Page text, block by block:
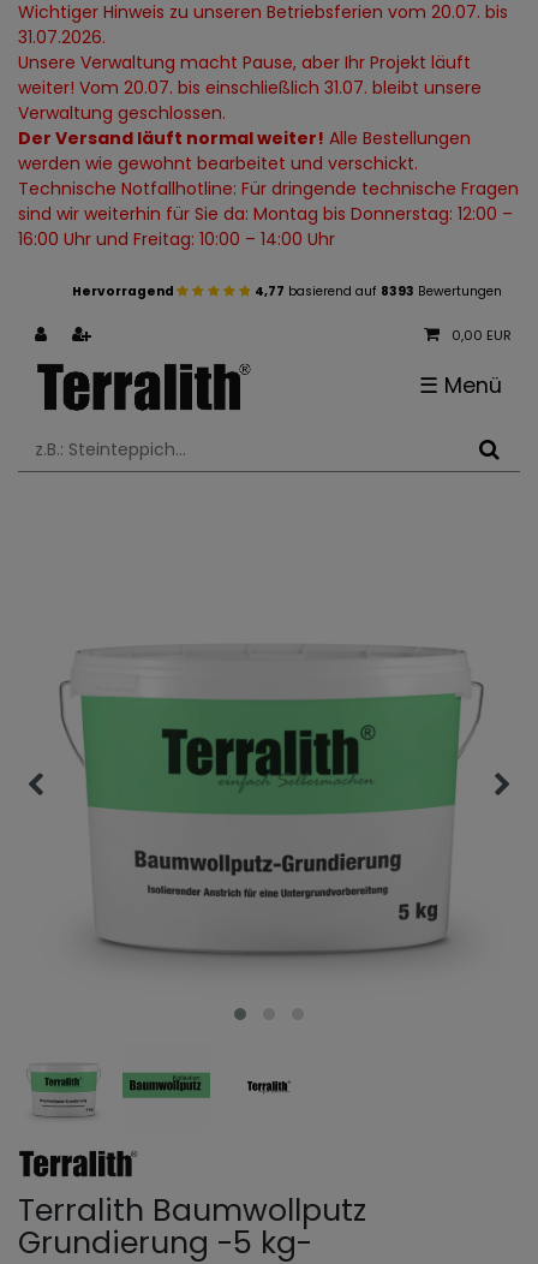
Wichtiger Hinweis zu unseren Betriebsferien vom 20.07. bis
31.07.2026.
Unsere Verwaltung macht Pause, aber Ihr Projekt läuft
weiter! Vom 20.07. bis einschließlich 31.07. bleibt unsere
Verwaltung geschlossen.
Der Versand läuft normal weiter! Alle Bestellungen
werden wie gewohnt bearbeitet und verschickt.
Technische Notfallhotline: Für dringende technische Fragen
sind wir weiterhin für Sie da: Montag bis Donnerstag: 12:00 –
16:00 Uhr und Freitag: 10:00 – 14:00 Uhr
Hervorragend 4,77 basierend auf 8393 Bewertungen
0,00 EUR
☰ Menü
Terralith Baumwollputz
Grundierung -5 kg-